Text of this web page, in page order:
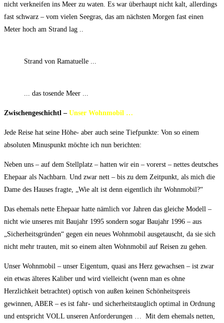
nicht verkneifen ins Meer zu waten. Es war überhaupt nicht kalt, allerdings
fast schwarz – vom vielen Seegras, das am nächsten Morgen fast einen
Meter hoch am Strand lag ..
Strand von Ramatuelle ...
... das tosende Meer ...
Zwischengeschichtl – Unser Wohnmobil …
Jede Reise hat seine Höhe- aber auch seine Tiefpunkte: Von so einem
absoluten Minuspunkt möchte ich nun berichten:
Neben uns – auf dem Stellplatz – hatten wir ein – vorerst – nettes deutsches
Ehepaar als Nachbarn. Und zwar nett – bis zu dem Zeitpunkt, als mich die
Dame des Hauses fragte, „Wie alt ist denn eigentlich ihr Wohnmobil?“
Das ehemals nette Ehepaar hatte nämlich vor Jahren das gleiche Modell –
nicht wie unseres mit Baujahr 1995 sondern sogar Baujahr 1996 – aus
„Sicherheitsgründen“ gegen ein neues Wohnmobil ausgetauscht, da sie sich
nicht mehr trauten, mit so einem alten Wohnmobil auf Reisen zu gehen.
Unser Wohnmobil – unser Eigentum, quasi ans Herz gewachsen – ist zwar
ein etwas älteres Kaliber und wird vielleicht (wenn man es ohne
Herzlichkeit betrachtet) optisch von außen keinen Schönheitspreis
gewinnen, ABER – es ist fahr- und sicherheitstauglich optimal in Ordnung
und entspricht VOLL unseren Anforderungen … Mit dem ehemals netten,